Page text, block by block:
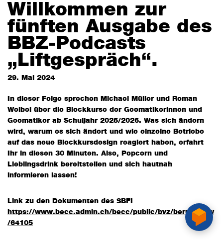
Willkommen zur
fünften Ausgabe des
BBZ-Podcasts
„Liftgespräch“.
29. Mai 2024
In dieser Folge sprechen Michael Müller und Roman
Weibel über die Blockkurse der Geomatikerinnen und
Geomatiker ab Schuljahr 2025/2026. Was sich ändern
wird, warum es sich ändert und wie einzelne Betriebe
auf das neue Blockkursdesign reagiert haben, erfahrt
Ihr in diesen 30 Minuten. Also, Popcorn und
Lieblingsdrink bereitstellen und sich hautnah
informieren lassen!
Link zu den Dokumenten des SBFI
https://www.becc.admin.ch/becc/public/bvz/beruf/show
/64105